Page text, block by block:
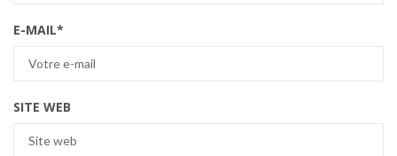
E-MAIL*
SITE WEB